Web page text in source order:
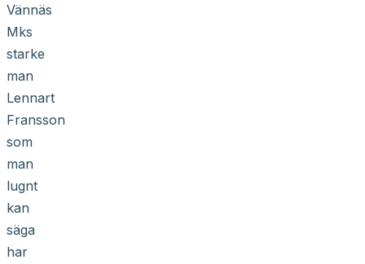
Vännäs
Mks
starke
man
Lennart
Fransson
som
man
lugnt
kan
säga
har